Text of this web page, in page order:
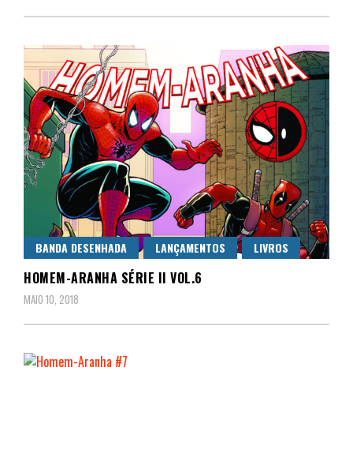
BANDA DESENHADA LANÇAMENTOS LIVROS
HOMEM-ARANHA SÉRIE II VOL.6
MAIO 10, 2018